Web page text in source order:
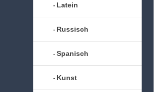
Latein
Russisch
Spanisch
Kunst